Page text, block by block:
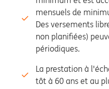
mensuels de
Des versements
non planifiées)
périodiques.
La prestation à
tôt à 60 ans et au